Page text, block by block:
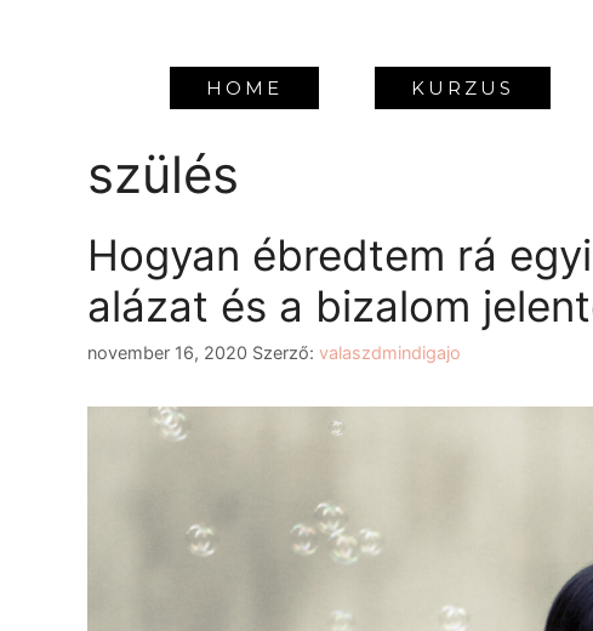
HOME KURZUS
szülés
Hogyan ébredtem rá
alázat és a bizalom
november 16, 2020 Szerző: valaszdmindigajo